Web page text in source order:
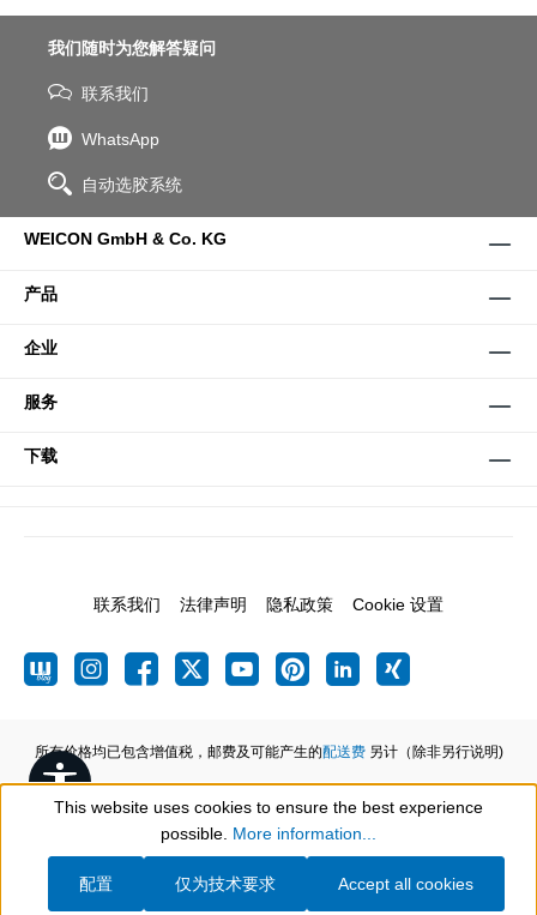
我们随时为您解答疑问
联系我们
WhatsApp
自动选胶系统
WEICON GmbH & Co. KG
产品
企业
服务
下载
联系我们 法律声明 隐私政策 Cookie 设置
所有价格均已包含增值税，邮费及可能产生的配送费另计（除非另行说明)
Show toolbar
This website uses cookies to ensure the best experience
possible. More information...
仅为技术要求
配置 Accept all cookies